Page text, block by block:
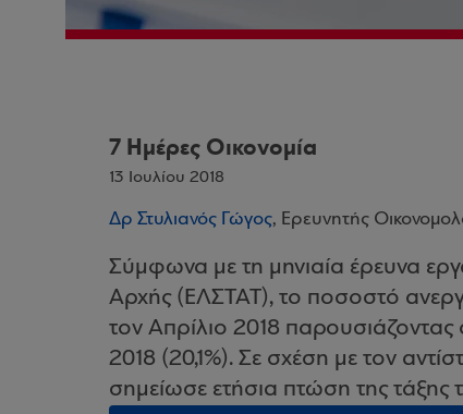
7 Ημέρες Οικονομία
13 Ιουλίου 2018
Δρ Στυλιανός Γώγος, Ερευνητής
Σύμφωνα με τη μηνιαία έρευνα
Αρχής (ΕΛΣΤΑΤ), το ποσοστό
τον Απρίλιο 2018
2018 (20,1%). Σε σχέση με τον
σημείωσε ετήσια πτώση της